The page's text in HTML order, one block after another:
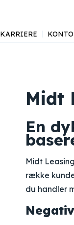
KARRIERE
Midt
En
Midt
række
du handler